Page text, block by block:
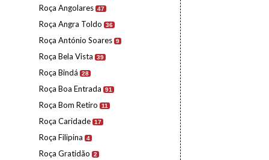
Roça Angolares 47
Roça Angra Toldo 36
Roça António Soares 9
Roça Bela Vista 39
Roça Bindá 28
Roça Boa Entrada 91
Roça Bom Retiro 11
Roça Caridade 17
Roça Filipina 4
Roça Gratidão 2